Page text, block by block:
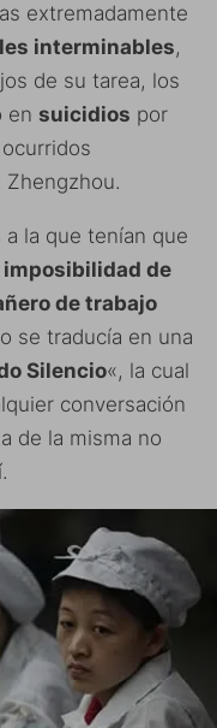
extremadamente
interminables,
de su tarea, los
en suicidios por
la que tenían que
imposibilidad de
de trabajo
se traducía en una
Silencio«, la cual
conversación
de la misma no